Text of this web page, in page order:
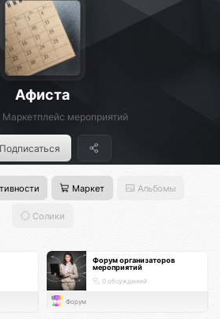
Афиста
Маркетплейс мероприятий
Подписаться
Маркет Альбомы
Солики
Форум организаторов
мероприятий
0 обсуждений
Форум